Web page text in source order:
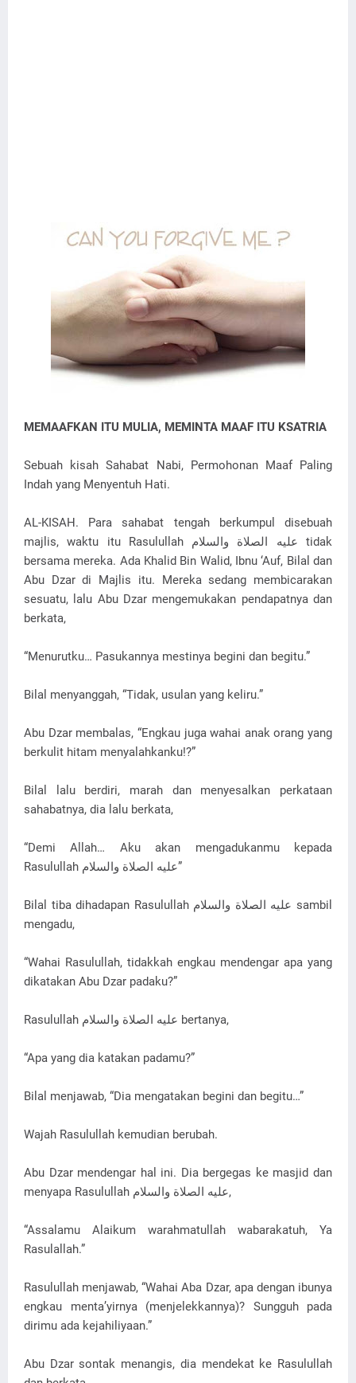
MEMAAFKAN ITU MULIA, MEMINTA MAAF ITU KSATRIA
Sebuah kisah Sahabat Nabi, Permohonan Maaf Paling
Indah yang Menyentuh Hati.
AL-KISAH. Para sahabat tengah berkumpul disebuah
majlis, waktu itu Rasulullah ﻋﻠﻴﻪ ﺍﻟﺼﻼﺓ ﻭﺍﻟﺴﻼﻡ tidak
bersama mereka. Ada Khalid Bin Walid, Ibnu ‘Auf, Bilal dan
Abu Dzar di Majlis itu. Mereka sedang membicarakan
sesuatu, lalu Abu Dzar mengemukakan pendapatnya dan
berkata,
“Menurutku… Pasukannya mestinya begini dan begitu.”
Bilal menyanggah, “Tidak, usulan yang keliru.”
Abu Dzar membalas, “Engkau juga wahai anak orang yang
berkulit hitam menyalahkanku!?”
Bilal lalu berdiri, marah dan menyesalkan perkataan
sahabatnya, dia lalu berkata,
“Demi Allah… Aku akan mengadukanmu kepada
Rasulullah ﻋﻠﻴﻪ ﺍﻟﺼﻼﺓ ﻭﺍﻟﺴﻼﻡ”
Bilal tiba dihadapan Rasulullah ﻋﻠﻴﻪ ﺍﻟﺼﻼﺓ ﻭﺍﻟﺴﻼﻡ sambil
mengadu,
“Wahai Rasulullah, tidakkah engkau mendengar apa yang
dikatakan Abu Dzar padaku?”
Rasulullah ﻋﻠﻴﻪ ﺍﻟﺼﻼﺓ ﻭﺍﻟﺴﻼﻡ bertanya,
“Apa yang dia katakan padamu?”
Bilal menjawab, “Dia mengatakan begini dan begitu…”
Wajah Rasulullah kemudian berubah.
Abu Dzar mendengar hal ini. Dia bergegas ke masjid dan
menyapa Rasulullah ﻋﻠﻴﻪ ﺍﻟﺼﻼﺓ ﻭﺍﻟﺴﻼﻡ,
“Assalamu Alaikum warahmatullah wabarakatuh, Ya
Rasulallah.”
Rasulullah menjawab, “Wahai Aba Dzar, apa dengan ibunya
engkau menta’yirnya (menjelekkannya)? Sungguh pada
dirimu ada kejahiliyaan.”
Abu Dzar sontak menangis, dia mendekat ke Rasulullah